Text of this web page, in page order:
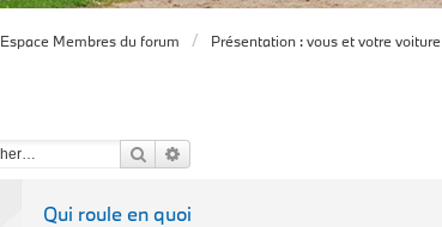
Espace Membres du forum Présentation : vous et votre voiture
Rechercher
Qui roule en quoi